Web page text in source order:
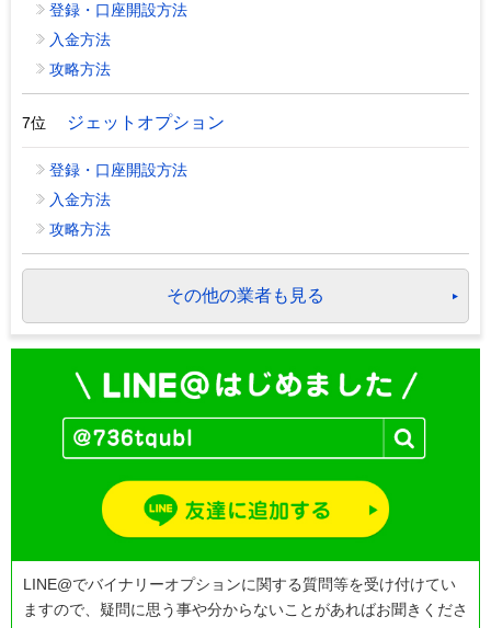
登録・口座開設方法
入金方法
攻略方法
7位 ジェットオプション
登録・口座開設方法
入金方法
攻略方法
その他の業者も見る
LINE@でバイナリーオプションに関する質問等を受け付けてい
ますので、疑問に思う事や分からないことがあればお聞きくださ